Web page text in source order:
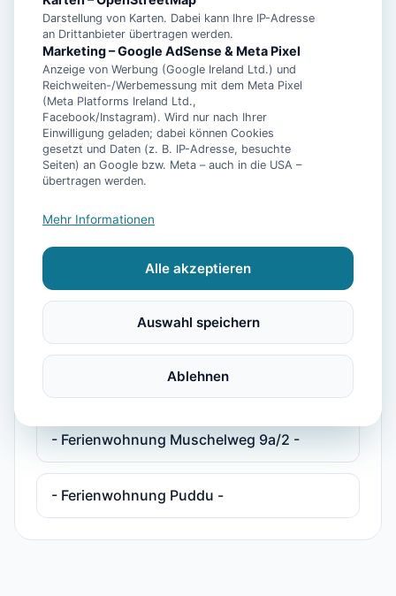
Norddeicher Perle 2
- Ferienhaus Bühler Quetsch -
- Ferienhaus Pelikan -
- Ferienhaus Plesse -
- Ferienhaus Plesse 2 -
- Ferienwohnung Deichkind -
- Ferienwohnung Maja -
- Ferienwohnung Muschelweg 9a/2 -
- Ferienwohnung Puddu -
Darstellung von Karten. Dabei kann Ihre IP-Adresse
an Drittanbieter übertragen werden.
Marketing – Google AdSense & Meta Pixel
Anzeige von Werbung (Google Ireland Ltd.) und
Reichweiten-/Werbemessung mit dem Meta Pixel
(Meta Platforms Ireland Ltd.,
Facebook/Instagram). Wird nur nach Ihrer
Einwilligung geladen; dabei können Cookies
gesetzt und Daten (z. B. IP-Adresse, besuchte
Seiten) an Google bzw. Meta – auch in die USA –
übertragen werden.
Mehr Informationen
Alle akzeptieren
Auswahl speichern
Ablehnen